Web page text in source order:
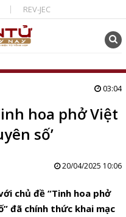
REV-JEC
03:04
hoa phở Việt
số’
20/04/2025 10:06
chủ đề “Tinh hoa phở
đã chính thức khai mạc